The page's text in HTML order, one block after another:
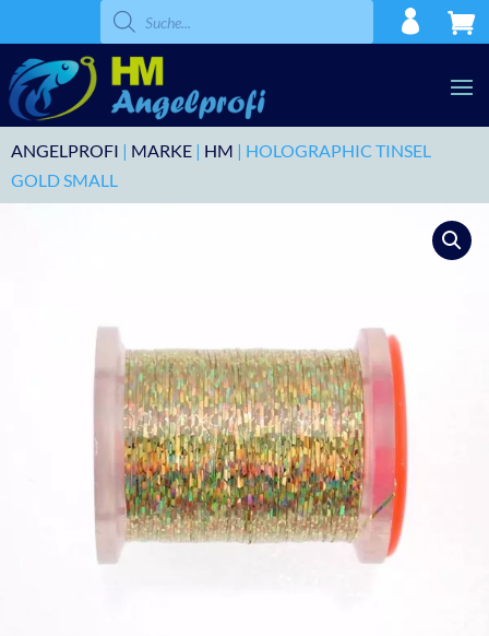
Products
search
ANGELPROFI | MARKE | HM | HOLOGRAPHIC TINSEL
GOLD SMALL